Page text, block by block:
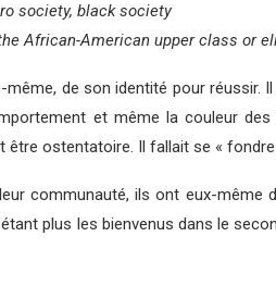
society, black society
African-American upper class or
de son identité pour réussir.
et même la couleur
ostentatoire. Il fallait se «
communauté, ils ont eux-
plus les bienvenus dans le